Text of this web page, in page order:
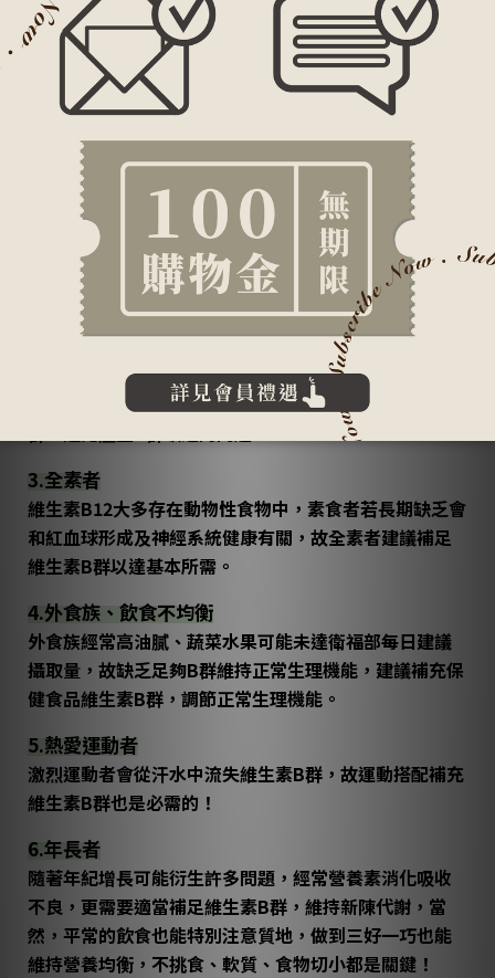
☞【開機B群】自然酵母B+PS
『要注意B群可是營養成分中的最佳配角，
能協助其它營養成分精準吸收』
四、你需要補充！
1.專注事業課業、忙碌、生活緊湊、夜貓族
節奏緊湊、夜貓族使B群快速消耗，呈現當機狀態，需要
補充足夠B群維持新陳代謝、調理生理機能！
2.經常飲酒者
維生素B群屬於水溶性維生素，會隨著尿液排出，過度飲
酒會產生利尿現象，故經常飲酒者建議適當補充維生素B
3.全素者
維生素B12大多存在動物性食物中，素食者若長期缺乏會
和紅血球形成及神經系統健康有關，故全素者建議補足
維生素B群以達基本所需。
4.外食族、飲食不均衡
外食族經常高油膩、蔬菜水果可能未達衛福部每日建議
攝取量，故缺乏足夠B群維持正常生理機能，建議補充保
健食品維生素B群，調節正常生理機能。
5.熱愛運動者
激烈運動者會從汗水中流失維生素B群，故運動搭配補充
維生素B群也是必需的！
6.年長者
隨著年紀增長可能衍生許多問題，經常營養素消化吸收
不良，更需要適當補足維生素B群，維持新陳代謝，當
然，平常的飲食也能特別注意質地，做到三好一巧也能
維持營養均衡，不挑食、軟質、食物切小都是關鍵！